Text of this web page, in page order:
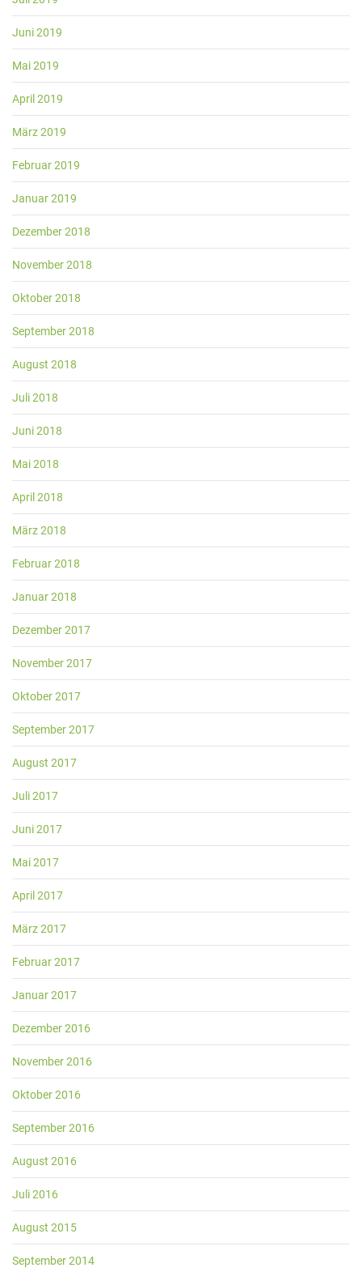
Juni 2019
Mai 2019
April 2019
März 2019
Februar 2019
Januar 2019
Dezember 2018
November 2018
Oktober 2018
September 2018
August 2018
Juli 2018
Juni 2018
Mai 2018
April 2018
März 2018
Februar 2018
Januar 2018
Dezember 2017
November 2017
Oktober 2017
September 2017
August 2017
Juli 2017
Juni 2017
Mai 2017
April 2017
März 2017
Februar 2017
Januar 2017
Dezember 2016
November 2016
Oktober 2016
September 2016
August 2016
Juli 2016
August 2015
September 2014